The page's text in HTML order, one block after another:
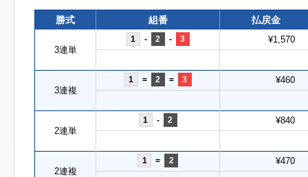
勝式 組番 払戻金
3連単
1 - 2 - 3 ¥1,570
3連複
1 = 2 = 3 ¥460
2連単
1 - 2 ¥840
2連複
1 = 2 ¥470